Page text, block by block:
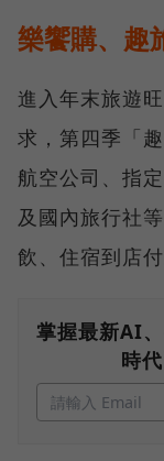
樂饗購、趣
進入年末旅遊
求，第四季「
航空公司、指
及國內旅行社
飲、住宿到店
掌握最新AI
時